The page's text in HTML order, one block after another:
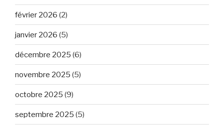
février 2026 (2)
janvier 2026 (5)
décembre 2025 (6)
novembre 2025 (5)
octobre 2025 (9)
septembre 2025 (5)